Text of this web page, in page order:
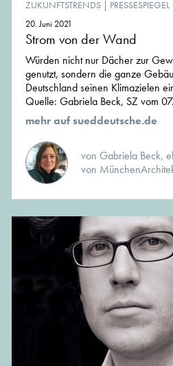
ZUKUNFTSTRENDS | PRESSESPIEGEL
20. Juni 2021
Strom von der Wand
Würden nicht nur Dächer zur
genutzt, sondern die ganze
Deutschland seinen Klimazielen
Quelle: Gabriela Beck, SZ vom
mehr auf sueddeutsche.de
von Gabriela Beck,
von